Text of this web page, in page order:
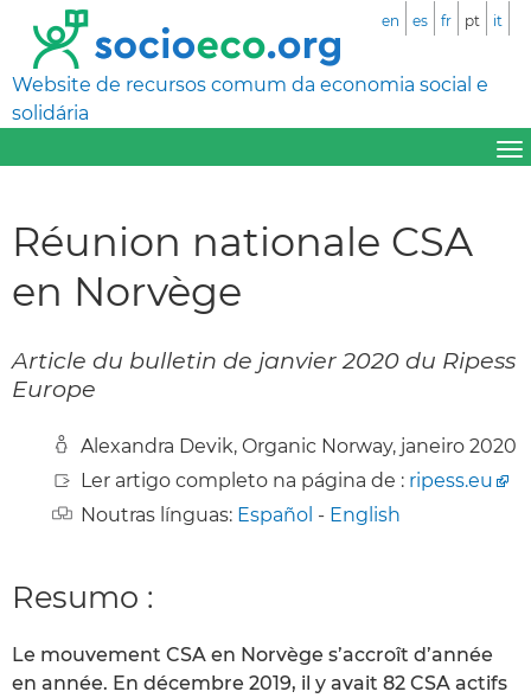
Website de recursos comum da economia social e
solidária
en es fr pt it
Réunion nationale CSA
en Norvège
Article du bulletin de janvier 2020 du Ripess
Europe
Alexandra Devik, Organic Norway, janeiro 2020
Ler artigo completo na página de : ripess.eu
Noutras línguas: Español - English
Resumo :
Le mouvement CSA en Norvège s’accroît d’année
en année. En décembre 2019, il y avait 82 CSA actifs